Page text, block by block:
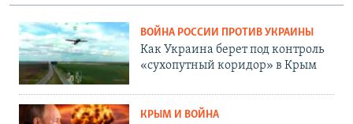
ВОЙНА РОССИИ ПРОТИВ УКРАИНЫ
Как Украина берет под контроль
«сухопутный коридор» в Крым
КРЫМ И ВОЙНА